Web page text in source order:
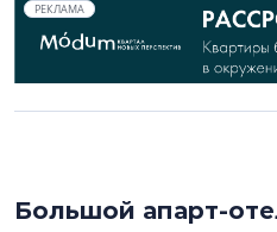
РЕКЛАМА
Большой апарт-